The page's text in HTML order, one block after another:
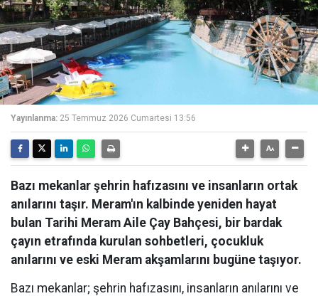
Yayınlanma: 25 Temmuz 2026 Cumartesi 13:56
Bazı mekanlar şehrin hafızasını ve insanların ortak
anılarını taşır. Meram'ın kalbinde yeniden hayat
bulan Tarihi Meram Aile Çay Bahçesi, bir bardak
çayın etrafında kurulan sohbetleri, çocukluk
anılarını ve eski Meram akşamlarını bugüne taşıyor.
Bazı mekanlar; şehrin hafızasını, insanların anılarını ve